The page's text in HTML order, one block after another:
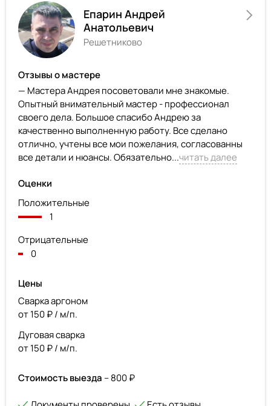
Епарин Андрей
Анатольевич
Решетниково
Отзывы о мастере
— Мастера Андрея посоветовали мне знакомые.
Опытный внимательный мастер - профессионал
своего дела. Большое спасибо Андрею за
качественно выполненную работу. Все сделано
отлично, учтены все мои пожелания, согласованны
все детали и нюансы. Обязательно...читать далее
Оценки
Положительные
1
Отрицательные
0
Цены
Сварка аргоном
от 150 ₽ / м/п.
Дуговая сварка
от 150 ₽ / м/п.
Стоимость выезда – 800 ₽